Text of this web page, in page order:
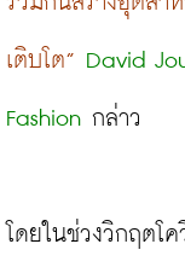
เติบโต” David
Fashion กล่าว
โดยในช่วงวิกฤตโ